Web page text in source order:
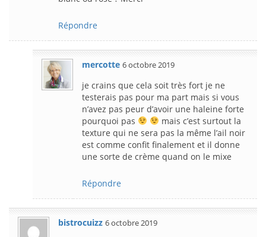
Répondre
mercotte 6 octobre 2019
je crains que cela soit très fort je ne
testerais pas pour ma part mais si vous
n’avez pas peur d’avoir une haleine forte
pourquoi pas
mais c’est surtout la
texture qui ne sera pas la même l’ail noir
est comme confit finalement et il donne
une sorte de crème quand on le mixe
Répondre
bistrocuizz 6 octobre 2019